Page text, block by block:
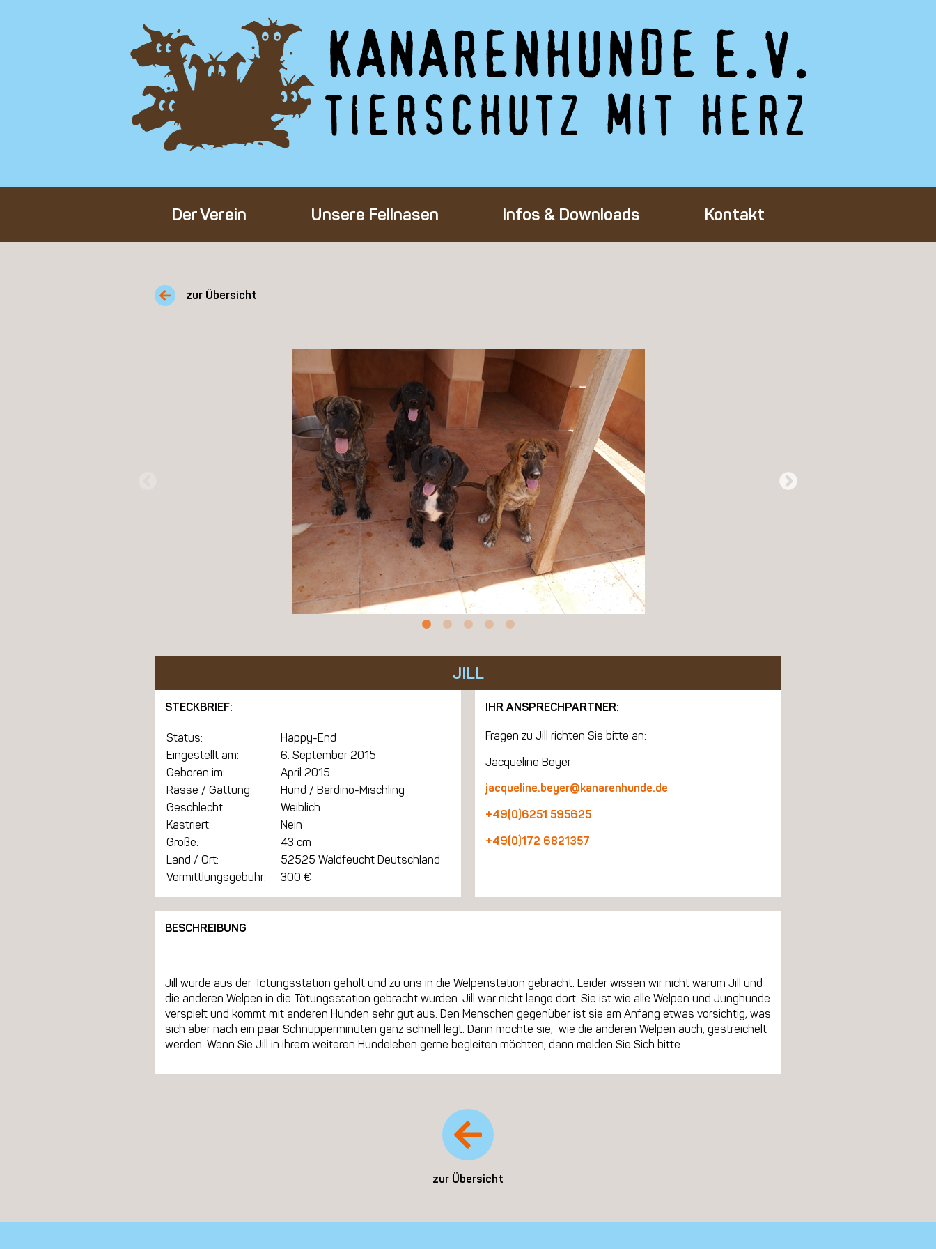
Der Verein
Über den Verein
Unser Team
Unsere Fellnasen
Alle Hunde
Infos & Downloads
Adoption eines Tieres
Pflegestelle
Mitgliedschaft
Spenden
Kontakt
zur Übersicht
JILL
STECKBRIEF:
Status:
Happy-End
Eingestellt am:
6. September 2015
Geboren im:
April 2015
Rasse / Gattung:
Hund / Bardino-Mischling
Geschlecht:
Weiblich
Kastriert:
Nein
Größe:
43 cm
Land / Ort:
52525 Waldfeucht Deutschland
Vermittlungsgebühr:
300 €
IHR ANSPRECHPARTNER:
Fragen zu Jill richten Sie bitte an:
Jacqueline Beyer
jacqueline.beyer@kanarenhunde.de
+49(0)6251 595625
+49(0)172 6821357
BESCHREIBUNG
Jill wurde aus der Tötungsstation geholt und zu uns in die Welpenstation gebracht. Leider wissen wir nicht warum Jill und
die anderen Welpen in die Tötungsstation gebracht wurden. Jill war nicht lange dort. Sie ist wie alle Welpen und Junghunde
verspielt und kommt mit anderen Hunden sehr gut aus. Den Menschen gegenüber ist sie am Anfang etwas vorsichtig, was
sich aber nach ein paar Schnupperminuten ganz schnell legt. Dann möchte sie, wie die anderen Welpen auch, gestreichelt
werden. Wenn Sie Jill in ihrem weiteren Hundeleben gerne begleiten möchten, dann melden Sie Sich bitte.
zur Übersicht